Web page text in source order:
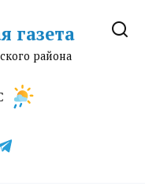
газета
района